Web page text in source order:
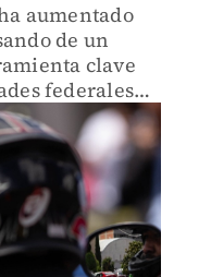
aumentado
de un
clave
federales
la